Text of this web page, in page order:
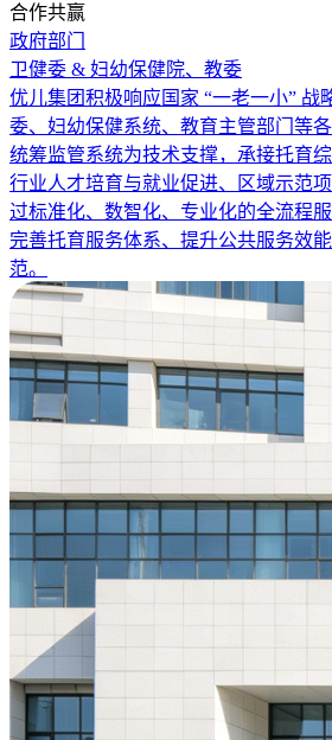
合作共赢
政府部门
卫健委 & 妇幼保健院、教委
优儿集团积极响应国家 “一老一小” 战
委、妇幼保健系统、教育主管部门等
统筹监管系统为技术支撑，承接托育
行业人才培育与就业促进、区域示范
过标准化、数智化、专业化的全流程
完善托育服务体系、提升公共服务效
范。